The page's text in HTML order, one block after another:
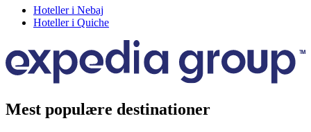
Hoteller i Nebaj
Hoteller i Quiche
Mest populære destinationer